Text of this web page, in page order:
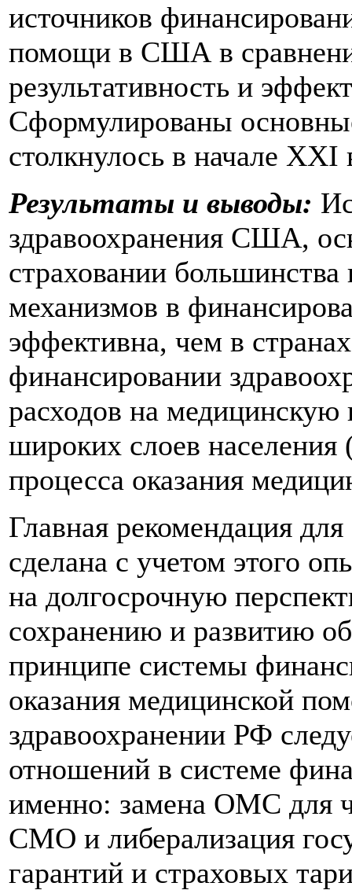
источников
помощи в США в
результативность и
Сформулированы
столкнулось в начале XXI
Результаты и выводы:
здравоохранения США,
страховании
механизмов в
эффективна, чем в
финансировании
расходов на
широких слоев населения
процесса оказания
Главная рекомендация
сделана с учетом этого
на долгосрочную
сохранению и развитию
принципе системы
оказания медицинской
здравоохранении РФ
отношений в системе
именно: замена ОМС для
СМО и либерализация
гарантий и страховых